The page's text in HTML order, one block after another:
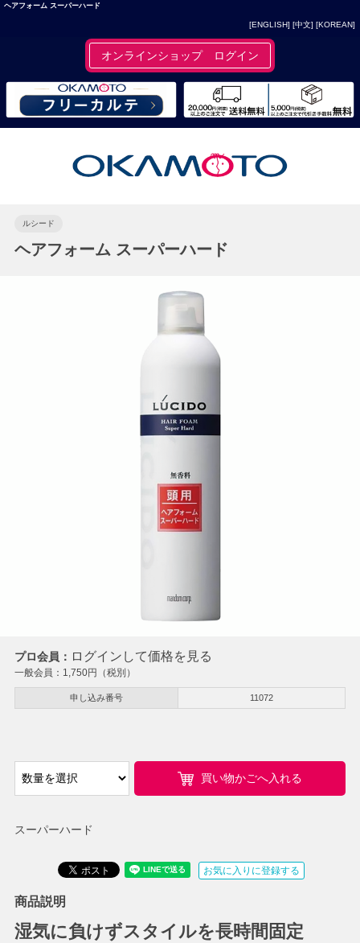
ヘアフォーム スーパーハード
[ENGLISH] [中文] [KOREAN]
オンラインショップ ログイン
ルシード
ヘアフォーム スーパーハード
プロ会員： ログインして価格を見る
一般会員： 1,750円（税別）
申し込み番号 11072
スーパーハード
買い物かごへ入れる
お気に入りに登録する
商品説明
湿気に負けずスタイルを長時間固定